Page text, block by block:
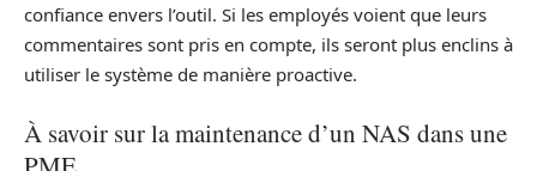
confiance envers l’outil. Si les employés voient que leurs
commentaires sont pris en compte, ils seront plus enclins à
utiliser le système de manière proactive.
À savoir sur la maintenance d’un NAS dans une